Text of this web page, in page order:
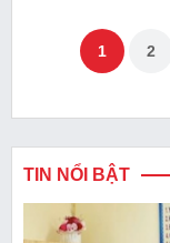
1 2
TIN NỔI BẬT